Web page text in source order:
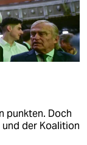
punkten. Doch
der Koalition